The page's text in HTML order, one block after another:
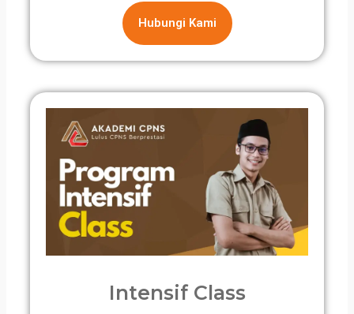
Hubungi Kami
Intensif Class